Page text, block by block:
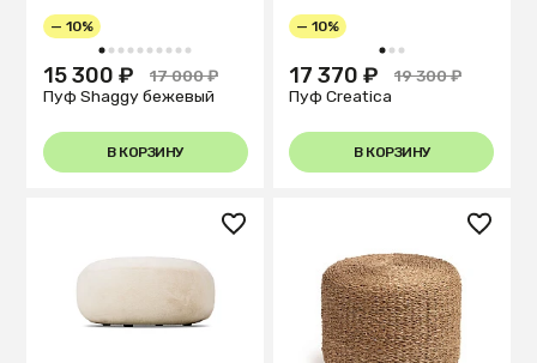
1 2 3 4 5 6 7 8 9 10
— 10%
15 300 ₽
17 000 ₽
Пуф Shaggy бежевый
В КОРЗИНУ
1 2 3
— 10%
17 370 ₽
19 300 ₽
Пуф Creatica
В КОРЗИНУ